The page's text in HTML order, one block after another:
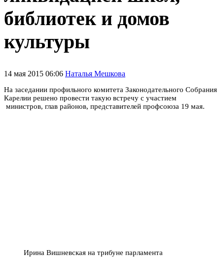
библиотек и домов
культуры
14 мая 2015 06:06 Наталья Мешкова
На заседании профильного комитета Законодательного Собрания
Карелии решено провести такую встречу с участием
министров, глав районов, представителей профсоюза 19 мая.
Ирина Вишневская на трибуне парламента